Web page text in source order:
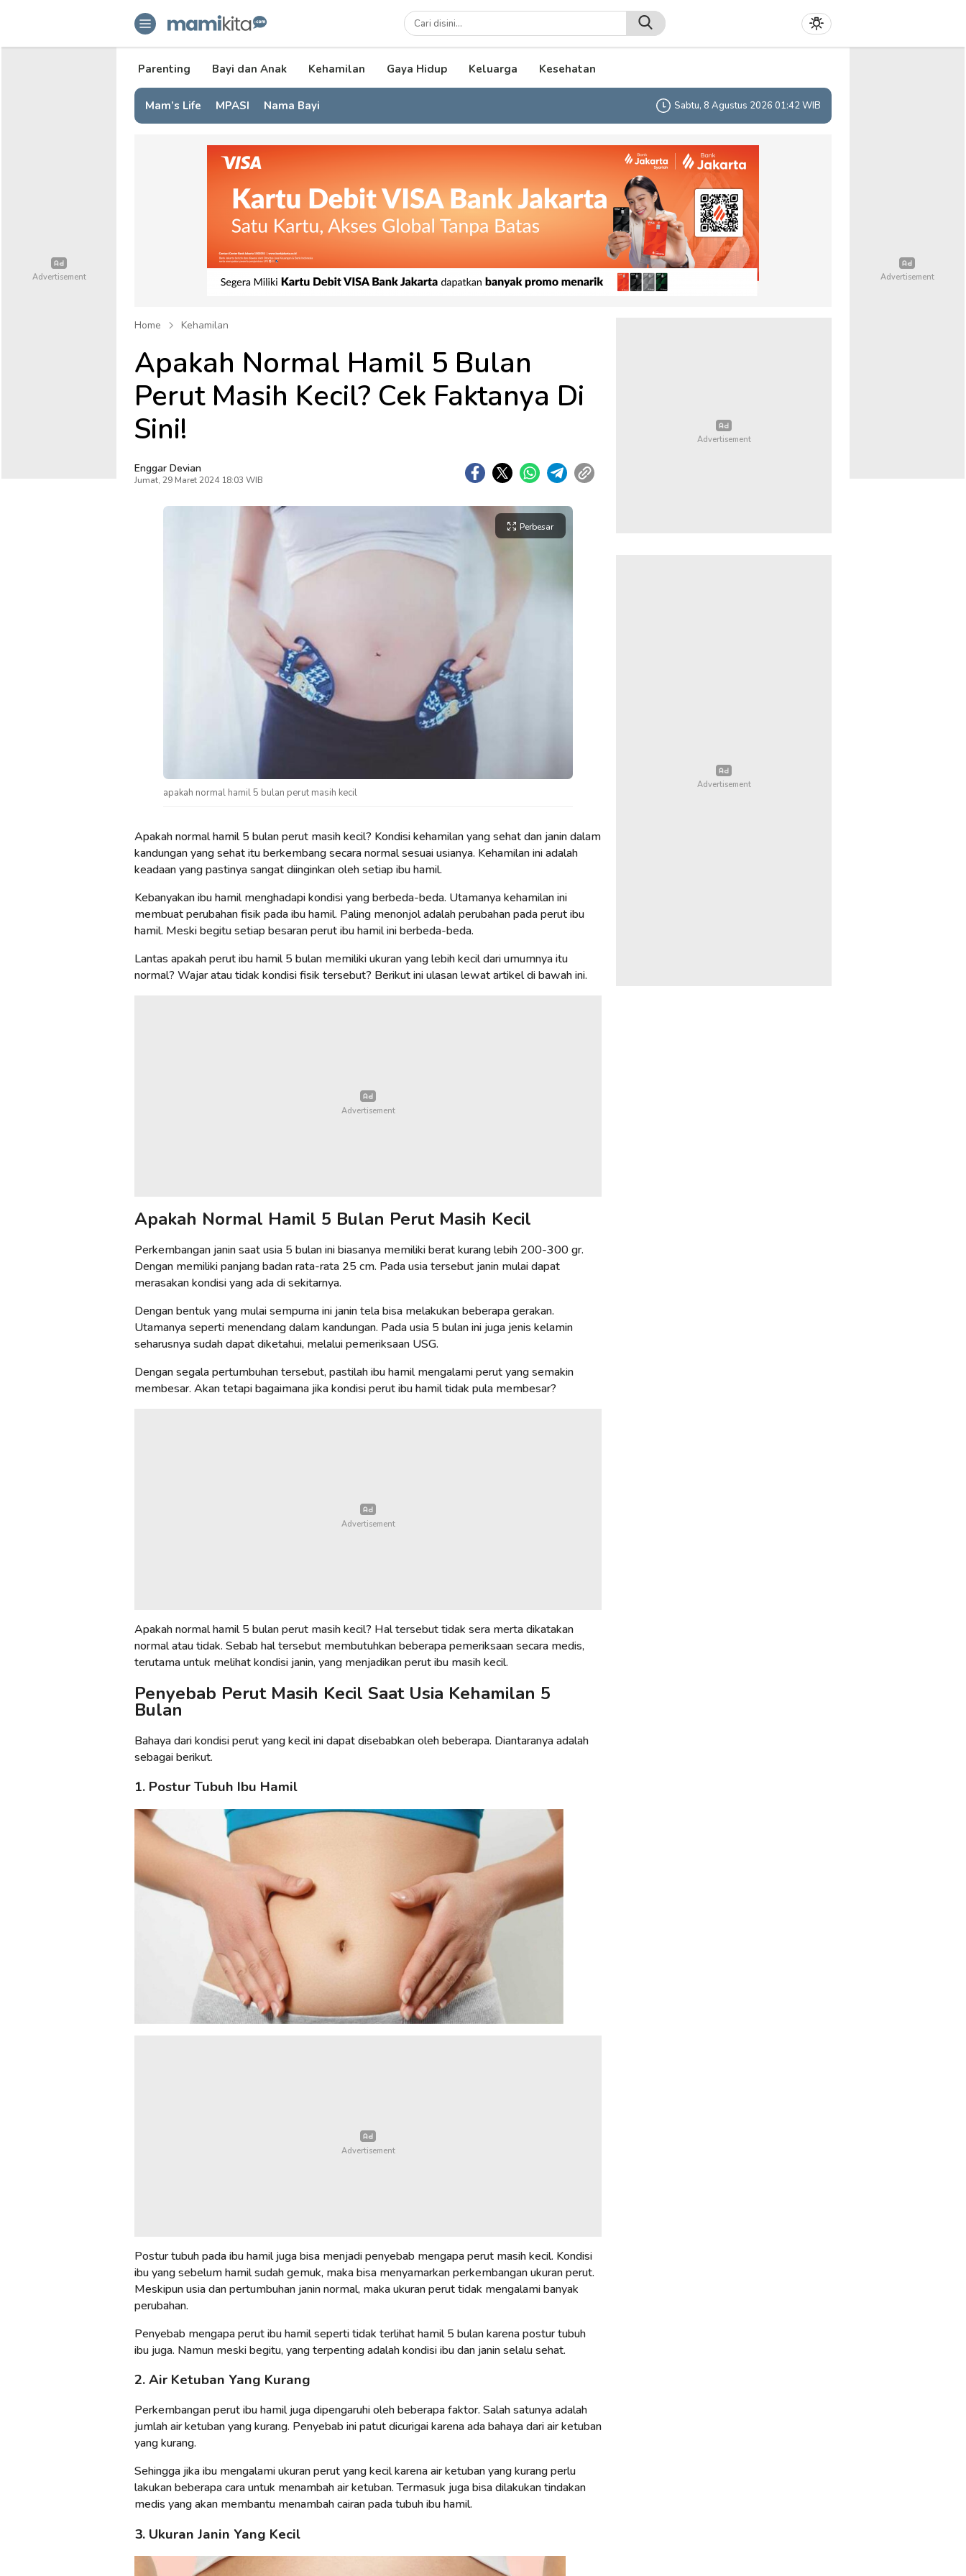
mamikita.com
Informasi Parenting untuk Mami Milenial
Parenting Bayi dan Anak Kehamilan Gaya Hidup Keluarga Kesehatan
Mam’s Life MPASI Nama Bayi Sabtu, 8 Agustus 2026 01:42 WIB
Home Kehamilan
Apakah Normal Hamil 5 Bulan
Perut Masih Kecil? Cek Faktanya Di
Sini!
Enggar Devian
Jumat, 29 Maret 2024 18:03 WIB
Perbesar
apakah normal hamil 5 bulan perut masih kecil
Apakah normal hamil 5 bulan perut masih kecil? Kondisi kehamilan yang sehat dan janin dalam
kandungan yang sehat itu berkembang secara normal sesuai usianya. Kehamilan ini adalah
keadaan yang pastinya sangat diinginkan oleh setiap ibu hamil.
Kebanyakan ibu hamil menghadapi kondisi yang berbeda-beda. Utamanya kehamilan ini
membuat perubahan fisik pada ibu hamil. Paling menonjol adalah perubahan pada perut ibu
hamil. Meski begitu setiap besaran perut ibu hamil ini berbeda-beda.
Lantas apakah perut ibu hamil 5 bulan memiliki ukuran yang lebih kecil dari umumnya itu
normal? Wajar atau tidak kondisi fisik tersebut? Berikut ini ulasan lewat artikel di bawah ini.
Apakah Normal Hamil 5 Bulan Perut Masih Kecil
Perkembangan janin saat usia 5 bulan ini biasanya memiliki berat kurang lebih 200-300 gr.
Dengan memiliki panjang badan rata-rata 25 cm. Pada usia tersebut janin mulai dapat
merasakan kondisi yang ada di sekitarnya.
Dengan bentuk yang mulai sempurna ini janin tela bisa melakukan beberapa gerakan.
Utamanya seperti menendang dalam kandungan. Pada usia 5 bulan ini juga jenis kelamin
seharusnya sudah dapat diketahui, melalui pemeriksaan USG.
Dengan segala pertumbuhan tersebut, pastilah ibu hamil mengalami perut yang semakin
membesar. Akan tetapi bagaimana jika kondisi perut ibu hamil tidak pula membesar?
Apakah normal hamil 5 bulan perut masih kecil? Hal tersebut tidak sera merta dikatakan
normal atau tidak. Sebab hal tersebut membutuhkan beberapa pemeriksaan secara medis,
terutama untuk melihat kondisi janin, yang menjadikan perut ibu masih kecil.
Penyebab Perut Masih Kecil Saat Usia Kehamilan 5
Bulan
Bahaya dari kondisi perut yang kecil ini dapat disebabkan oleh beberapa. Diantaranya adalah
sebagai berikut.
1. Postur Tubuh Ibu Hamil
Postur tubuh pada ibu hamil juga bisa menjadi penyebab mengapa perut masih kecil. Kondisi
ibu yang sebelum hamil sudah gemuk, maka bisa menyamarkan perkembangan ukuran perut.
Meskipun usia dan pertumbuhan janin normal, maka ukuran perut tidak mengalami banyak
perubahan.
Penyebab mengapa perut ibu hamil seperti tidak terlihat hamil 5 bulan karena postur tubuh
ibu juga. Namun meski begitu, yang terpenting adalah kondisi ibu dan janin selalu sehat.
2. Air Ketuban Yang Kurang
Perkembangan perut ibu hamil juga dipengaruhi oleh beberapa faktor. Salah satunya adalah
jumlah air ketuban yang kurang. Penyebab ini patut dicurigai karena ada bahaya dari air ketuban
yang kurang.
Sehingga jika ibu mengalami ukuran perut yang kecil karena air ketuban yang kurang perlu
lakukan beberapa cara untuk menambah air ketuban. Termasuk juga bisa dilakukan tindakan
medis yang akan membantu menambah cairan pada tubuh ibu hamil.
3. Ukuran Janin Yang Kecil